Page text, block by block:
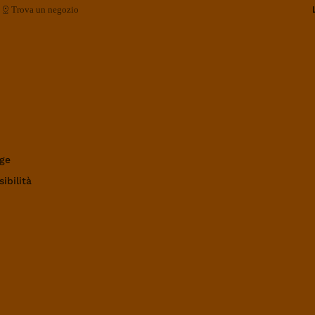
Trova un negozio